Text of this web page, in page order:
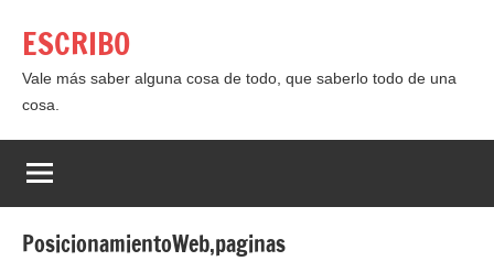
contenido
ESCRIBO
Vale más saber alguna cosa de todo, que saberlo todo de una
cosa.
PosicionamientoWeb,paginas